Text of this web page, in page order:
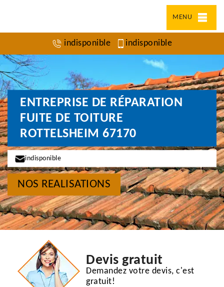
MENU
indisponible indisponible
ENTREPRISE DE RÉPARATION
FUITE DE TOITURE
ROTTELSHEIM 67170
indisponible
NOS REALISATIONS
Devis gratuit
Demandez votre devis, c'est
gratuit!